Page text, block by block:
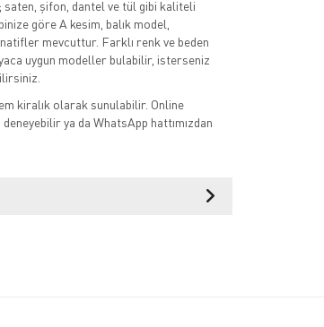
saten, şifon, dantel ve tül gibi kaliteli
göre A kesim, balık model,
mevcuttur. Farklı renk ve beden
uygun modeller bulabilir, isterseniz
kiralık olarak sunulabilir. Online
ya da WhatsApp hattımızdan